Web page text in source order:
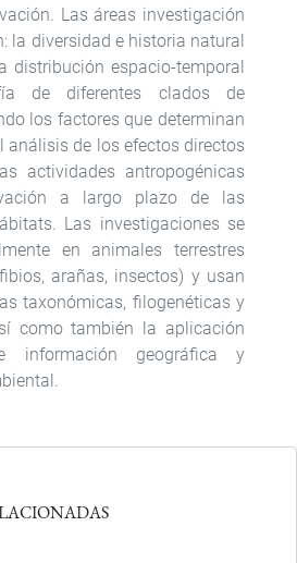
Las áreas investigación
la diversidad e historia natural
distribución espacio-temporal
de diferentes clados de
los factores que determinan
análisis de los efectos directos
actividades antropogénicas
a largo plazo de las
Las investigaciones se
en animales terrestres
arañas, insectos) y usan
taxonómicas, filogenéticas y
como también la aplicación
información geográfica y